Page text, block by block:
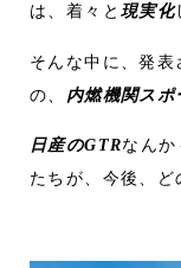
は、着々と現実化
そんな中に、発表
の、 内燃機関スポ
日産のGTRなん
たちが、今後、ど